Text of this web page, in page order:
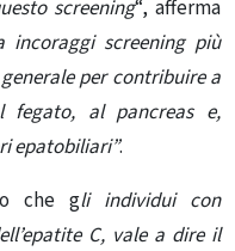
screening“, afferma
incoraggi screening più
per contribuire a
al pancreas e,
epatobiliari”.
che gli individui con
C, vale a dire il